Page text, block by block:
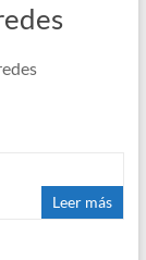
Leer más
p